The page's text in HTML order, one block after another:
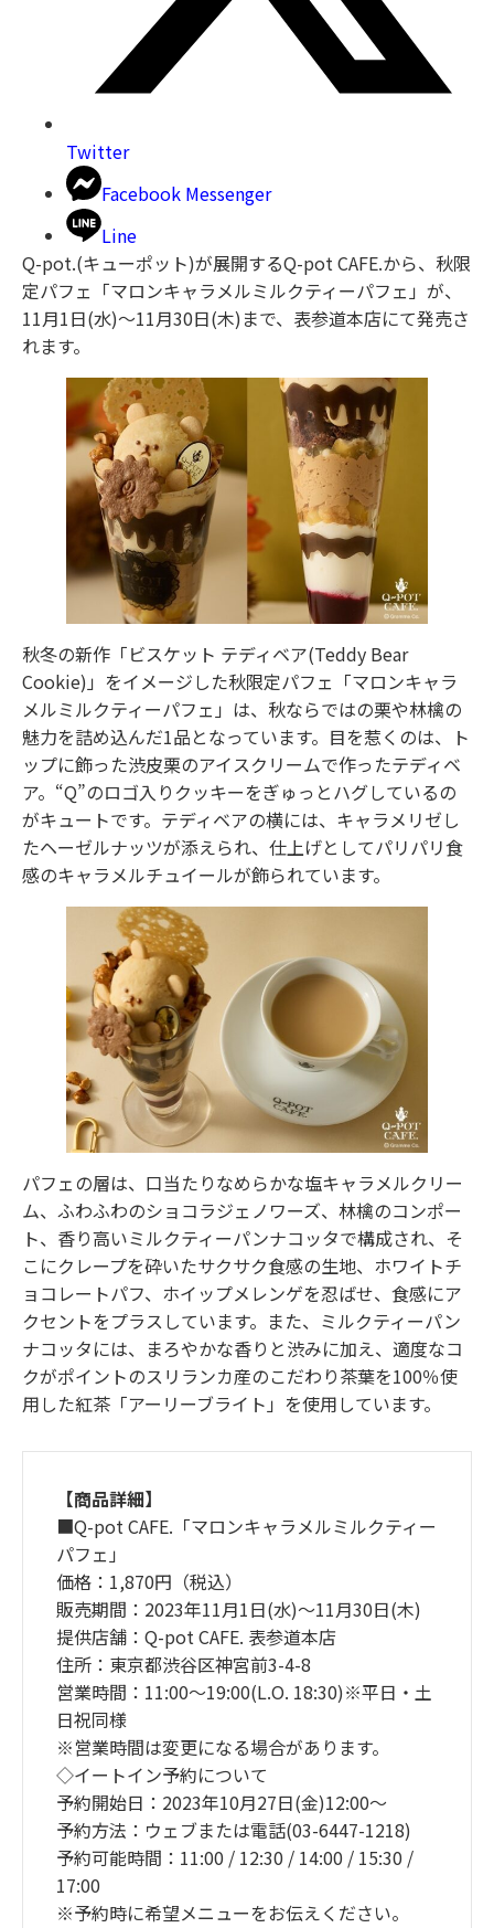
Twitter
Facebook Messenger
Line
Q-pot.(キューポット)が展開するQ-pot CAFE.から、秋限
定パフェ「マロンキャラメルミルクティーパフェ」が、
11月1日(水)〜11月30日(木)まで、表参道本店にて発売さ
れます。
秋冬の新作「ビスケット テディベア(Teddy Bear
Cookie)」をイメージした秋限定パフェ「マロンキャラ
メルミルクティーパフェ」は、秋ならではの栗や林檎の
魅力を詰め込んだ1品となっています。目を惹くのは、ト
ップに飾った渋皮栗のアイスクリームで作ったテディベ
ア。“Q”のロゴ入りクッキーをぎゅっとハグしているの
がキュートです。テディベアの横には、キャラメリゼし
たヘーゼルナッツが添えられ、仕上げとしてパリパリ食
感のキャラメルチュイールが飾られています。
パフェの層は、口当たりなめらかな塩キャラメルクリー
ム、ふわふわのショコラジェノワーズ、林檎のコンポー
ト、香り高いミルクティーパンナコッタで構成され、そ
こにクレープを砕いたサクサク食感の生地、ホワイトチ
ョコレートパフ、ホイップメレンゲを忍ばせ、食感にア
クセントをプラスしています。また、ミルクティーパン
ナコッタには、まろやかな香りと渋みに加え、適度なコ
クがポイントのスリランカ産のこだわり茶葉を100％使
用した紅茶「アーリーブライト」を使用しています。
【商品詳細】
■Q-pot CAFE.「マロンキャラメルミルクティー
パフェ」
価格：1,870円（税込）
販売期間：2023年11月1日(水)～11月30日(木)
提供店舗：Q-pot CAFE. 表参道本店
住所：東京都渋谷区神宮前3-4-8
営業時間：11:00～19:00(L.O. 18:30)※平日・土
日祝同様
※営業時間は変更になる場合があります。
◇イートイン予約について
予約開始日：2023年10月27日(金)12:00～
予約方法：ウェブまたは電話(03-6447-1218)
予約可能時間：11:00 / 12:30 / 14:00 / 15:30 /
17:00
※予約時に希望メニューをお伝えください。